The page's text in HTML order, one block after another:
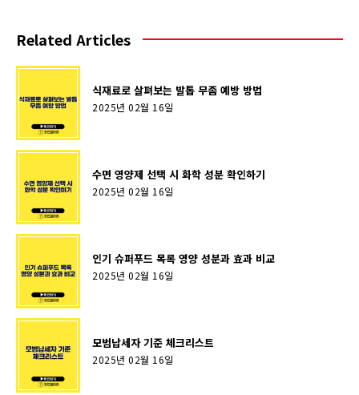
Related Articles
식재료로 살펴보는 발톱 무좀 예방 방법
2025년 02월 16일
수면 영양제 선택 시 화학 성분 확인하기
2025년 02월 16일
인기 슈퍼푸드 목록 영양 성분과 효과 비교
2025년 02월 16일
모범납세자 기준 체크리스트
2025년 02월 16일